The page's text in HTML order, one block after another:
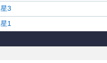
星3
星1